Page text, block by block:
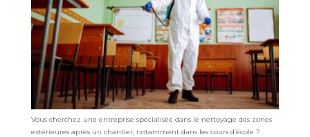
Vous cherchez une entreprise spécialisée dans le nettoyage des zones
extérieures après un chantier, notamment dans les cours d’école ?